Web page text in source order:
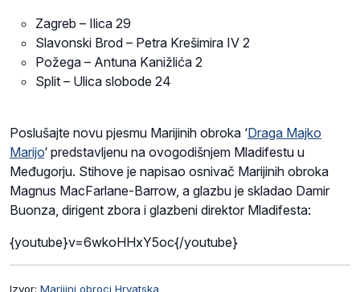
Zagreb – Ilica 29
Slavonski Brod – Petra Krešimira IV 2
Požega – Antuna Kanižlića 2
Split – Ulica slobode 24
Poslušajte novu pjesmu Marijinih obroka ‘Draga Majko
Marijo‘ predstavljenu na ovogodišnjem Mladifestu u
Međugorju. Stihove je napisao osnivač Marijinih obroka
Magnus MacFarlane-Barrow, a glazbu je skladao Damir
Buonza, dirigent zbora i glazbeni direktor Mladifesta:
{youtube}v=6wkoHHxY5oc{/youtube}
Izvor: Marijini obroci Hrvatska